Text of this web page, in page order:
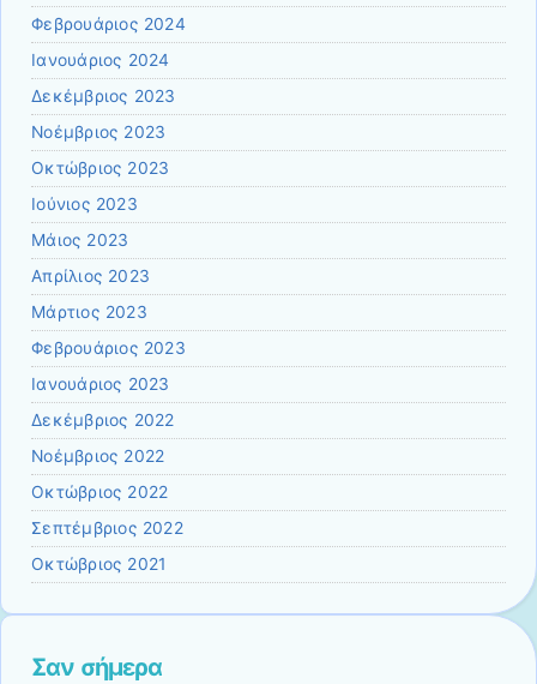
Φεβρουάριος 2024
Ιανουάριος 2024
Δεκέμβριος 2023
Νοέμβριος 2023
Οκτώβριος 2023
Ιούνιος 2023
Μάιος 2023
Απρίλιος 2023
Μάρτιος 2023
Φεβρουάριος 2023
Ιανουάριος 2023
Δεκέμβριος 2022
Νοέμβριος 2022
Οκτώβριος 2022
Σεπτέμβριος 2022
Οκτώβριος 2021
Σαν σήμερα